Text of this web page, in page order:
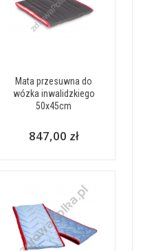
Mata przesuwna do
wózka inwalidzkiego
50x45cm
847,00 zł